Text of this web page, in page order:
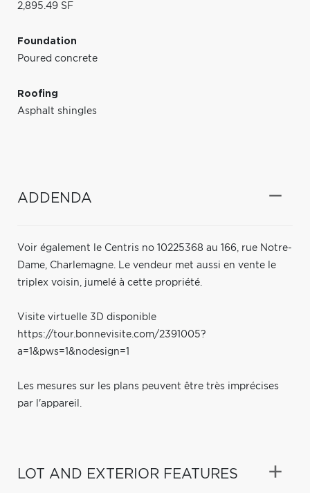
2,895.49 SF
Foundation
Poured concrete
Roofing
Asphalt shingles
ADDENDA
Voir également le Centris no 10225368 au 166, rue Notre-
Dame, Charlemagne. Le vendeur met aussi en vente le
triplex voisin, jumelé à cette propriété.
Visite virtuelle 3D disponible
https://tour.bonnevisite.com/2391005?
a=1&pws=1&nodesign=1
Les mesures sur les plans peuvent être très imprécises
par l'appareil.
LOT AND EXTERIOR FEATURES